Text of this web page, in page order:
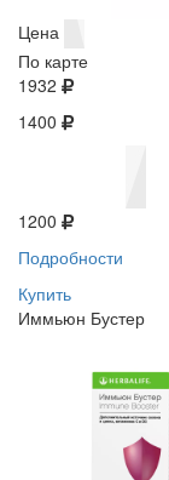
Цена
По карте
1932
1400
1200
Подробности
Купить
Иммьюн Бустер